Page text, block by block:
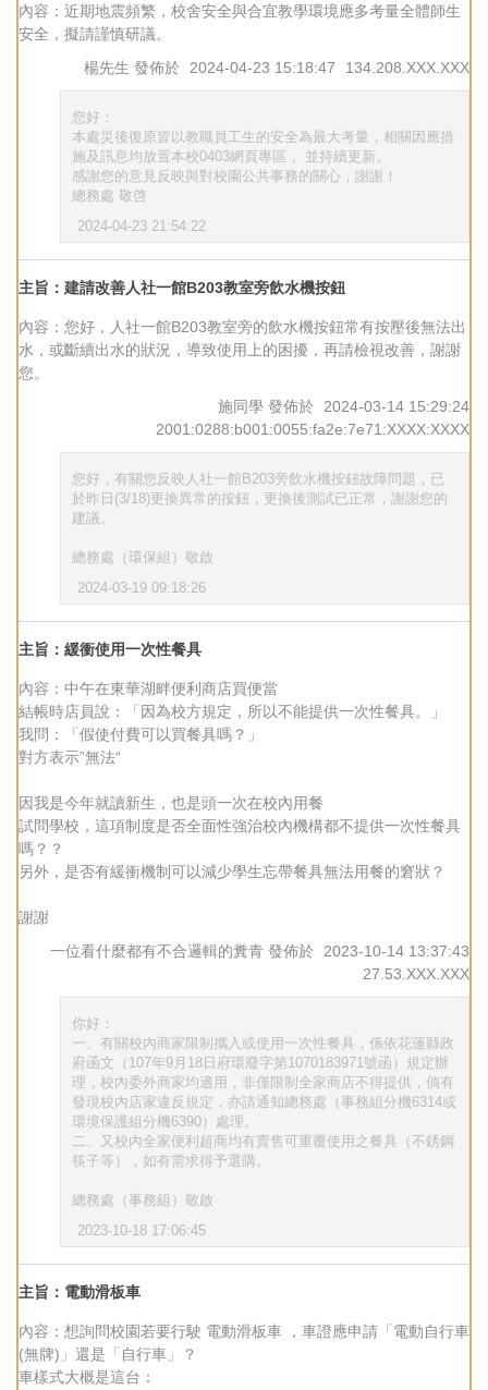
內容：近期地震頻繁，校舍安全與合宜教學環境應多考量全體師生
安全，擬請謹慎研議。
楊先生 發佈於 2024-04-23 15:18:47 134.208.XXX.XXX
您好：
本處災後復原皆以教職員工生的安全為最大考量，相關因應措
施及訊息均放置本校0403網頁專區， 並持續更新。
感謝您的意見反映與對校園公共事務的關心，謝謝！
總務處 敬啓
2024-04-23 21:54:22
主旨：建請改善人社一館B203教室旁飲水機按鈕
內容：您好，人社一館B203教室旁的飲水機按鈕常有按壓後無法出
水，或斷續出水的狀況，導致使用上的困擾，再請檢視改善，謝謝
您。
施同學 發佈於 2024-03-14 15:29:24
2001:0288:b001:0055:fa2e:7e71:XXXX:XXXX
您好，有關您反映人社一館B203旁飲水機按鈕故障問題，已
於昨日(3/18)更換異常的按鈕，更換後測試已正常，謝謝您的
建議。
總務處（環保組）敬啟
2024-03-19 09:18:26
主旨：緩衝使用一次性餐具
內容：中午在東華湖畔便利商店買便當
結帳時店員說：「因為校方規定，所以不能提供一次性餐具。」
我問：「假使付費可以買餐具嗎？」
對方表示”無法“
因我是今年就讀新生，也是頭一次在校內用餐
試問學校，這項制度是否全面性強治校內機構都不提供一次性餐具
嗎？？
另外，是否有緩衝機制可以減少學生忘帶餐具無法用餐的窘狀？
謝謝
一位看什麼都有不合邏輯的糞青 發佈於 2023-10-14 13:37:43
27.53.XXX.XXX
你好：
一、有關校內商家限制攜入或使用一次性餐具，係依花蓮縣政
府函文（107年9月18日府環廢字第1070183971號函）規定辦
理，校內委外商家均適用，非僅限制全家商店不得提供，倘有
發現校內店家違反規定，亦請通知總務處（事務組分機6314或
環境保護組分機6390）處理。
二、又校內全家便利超商均有賣售可重覆使用之餐具（不銹鋼
筷子等），如有需求得予選購。
總務處（事務組）敬啟
2023-10-18 17:06:45
主旨：電動滑板車
內容：想詢問校園若要行駛 電動滑板車 ，車證應申請「電動自行車
(無牌)」還是「自行車」？
車樣式大概是這台：